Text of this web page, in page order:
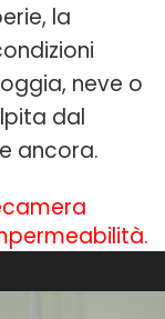
la
neve o
dal
ancora.